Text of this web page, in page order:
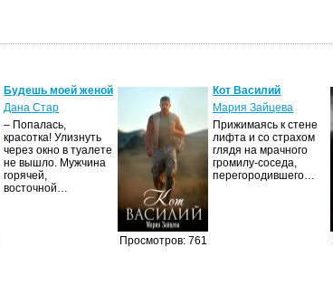
Будешь моей женой
Дана Стар
– Попалась,
красотка! Улизнуть
через окно в туалете
не вышло. Мужчина
горячей,
восточной…
Просмотров: 761
Кот Василий
Мария Зайцева
Прижимаясь к стене
лифта и со страхом
глядя на мрачного
громилу-соседа,
перегородившего…